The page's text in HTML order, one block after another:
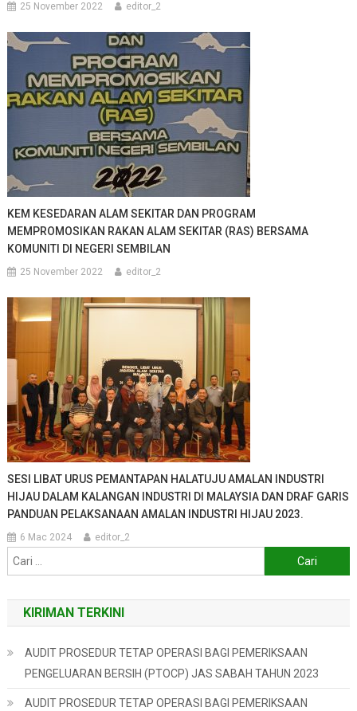
25 November 2022 editor_2
KEM KESEDARAN ALAM SEKITAR DAN PROGRAM
MEMPROMOSIKAN RAKAN ALAM SEKITAR (RAS) BERSAMA
KOMUNITI DI NEGERI SEMBILAN
25 November 2022 editor_2
SESI LIBAT URUS PEMANTAPAN HALATUJU AMALAN INDUSTRI
HIJAU DALAM KALANGAN INDUSTRI DI MALAYSIA DAN DRAF GARIS
PANDUAN PELAKSANAAN AMALAN INDUSTRI HIJAU 2023.
6 Mac 2024 editor_2
KIRIMAN TERKINI
AUDIT PROSEDUR TETAP OPERASI BAGI PEMERIKSAAN
PENGELUARAN BERSIH (PTOCP) JAS SABAH TAHUN 2023
AUDIT PROSEDUR TETAP OPERASI BAGI PEMERIKSAAN